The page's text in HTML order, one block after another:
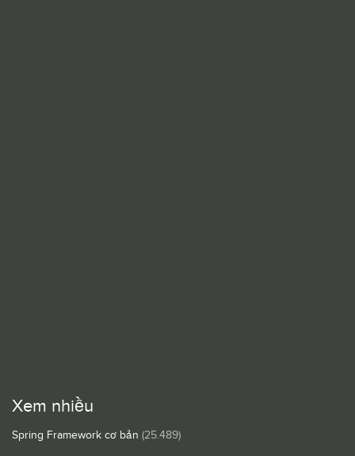
Xem nhiều
Spring Framework cơ bản (25.489)